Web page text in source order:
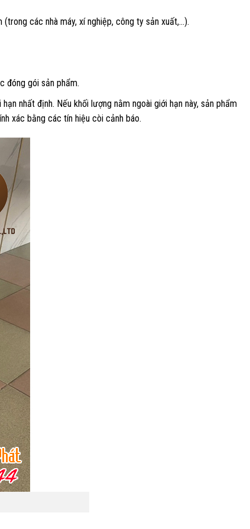
các nhà máy, xí nghiệp, công ty sản xuất,…).
đóng gói sản phẩm.
nhất định. Nếu khối lượng nằm ngoài giới hạn này, sản phẩm
xác bằng các tín hiệu còi cảnh báo.